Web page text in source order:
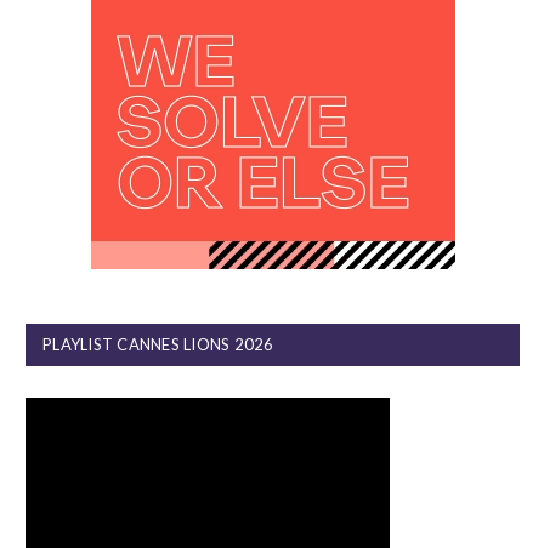
PLAYLIST CANNES LIONS 2026